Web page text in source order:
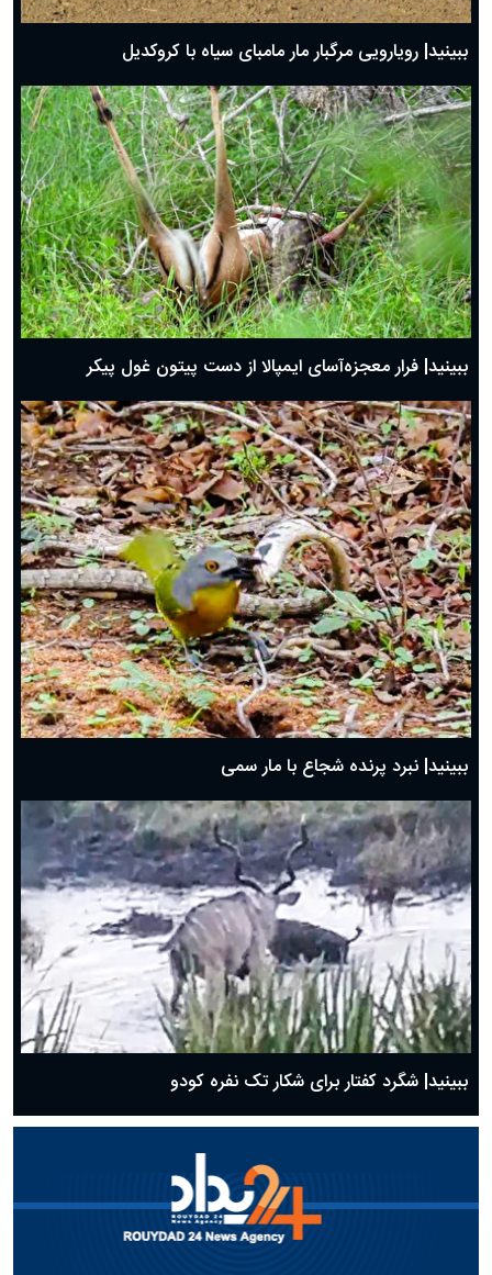
ببینید| رویارویی مرگبار مار مامبای سیاه با کروکدیل
ببینید| فرار معجزه‌آسای ایمپالا از دست پیتون غول پیکر
ببینید| نبرد پرنده شجاع با مار سمی
ببینید| شگرد کفتار برای شکار تک نفره کودو